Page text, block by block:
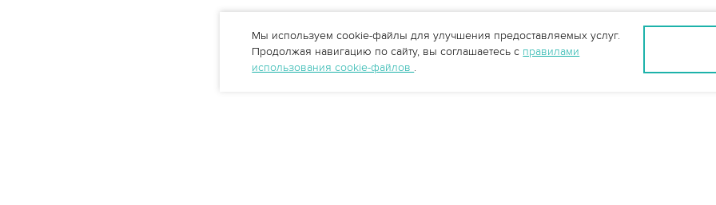
Мы используем cookie-файлы для улучшения предоставляемых услуг.
Продолжая навигацию по сайту, вы соглашаетесь с правилами
использования cookie-файлов .